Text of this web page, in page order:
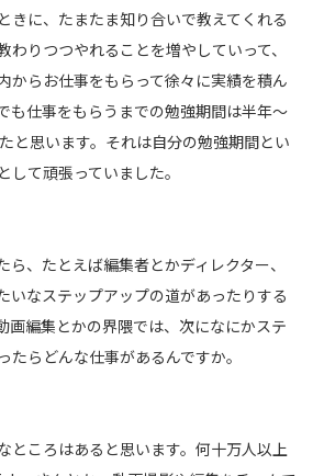
きに、たまたま知り合いで教えてくれる
わりつつやれることを増やしていって、
からお仕事をもらって徐々に実績を積ん
も仕事をもらうまでの勉強期間は半年～
と思います。それは自分の勉強期間とい
して頑張っていました。
ら、たとえば編集者とかディレクター、
いなステップアップの道があったりする
画編集とかの界隈では、次になにかステ
たらどんな仕事があるんですか。
ところはあると思います。何十万人以上